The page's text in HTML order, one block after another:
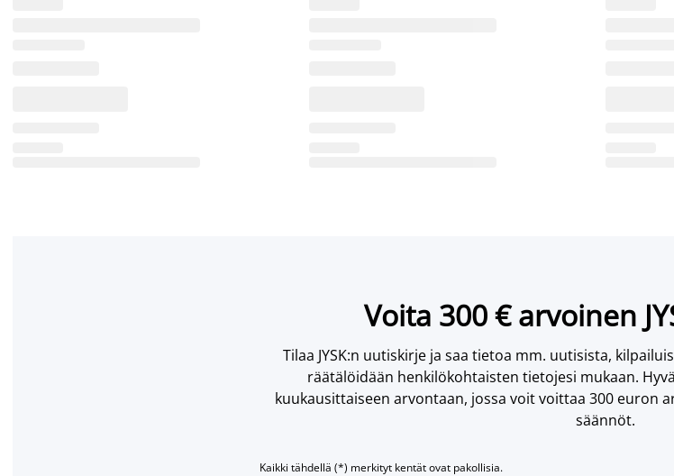
Voita 300 € arvoinen
Tilaa JYSK:n uutiskirje ja saa tietoa mm. uutisista,
räätälöidään henkilökohtaisten tietojesi mukaan.
kuukausittaiseen arvontaan, jossa voit voittaa 300 euron
säännöt.
Kaikki tähdellä (*) merkityt kentät ovat pakollisia.